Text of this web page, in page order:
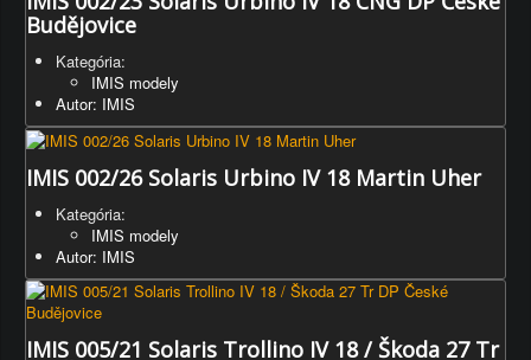
Budějovice
Kategória:
IMIS modely
Autor: IMIS
IMIS 002/26 Solaris Urbino IV 18 Martin Uher
Kategória:
IMIS modely
Autor: IMIS
IMIS 005/21 Solaris Trollino IV 18 / Škoda 27 Tr